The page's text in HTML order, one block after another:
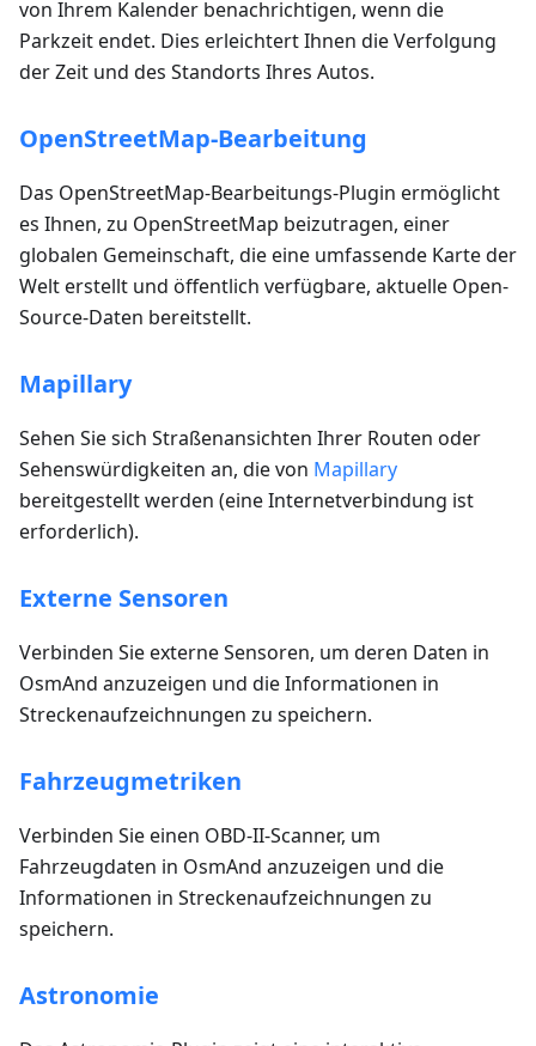
von Ihrem Kalender benachrichtigen, wenn die
Parkzeit endet. Dies erleichtert Ihnen die Verfolgung
der Zeit und des Standorts Ihres Autos.
OpenStreetMap-Bearbeitung
Das OpenStreetMap-Bearbeitungs-Plugin ermöglicht
es Ihnen, zu OpenStreetMap beizutragen, einer
globalen Gemeinschaft, die eine umfassende Karte der
Welt erstellt und öffentlich verfügbare, aktuelle Open-
Source-Daten bereitstellt.
Mapillary
Sehen Sie sich Straßenansichten Ihrer Routen oder
Sehenswürdigkeiten an, die von Mapillary
bereitgestellt werden (eine Internetverbindung ist
erforderlich).
Externe Sensoren
Verbinden Sie externe Sensoren, um deren Daten in
OsmAnd anzuzeigen und die Informationen in
Streckenaufzeichnungen zu speichern.
Fahrzeugmetriken
Verbinden Sie einen OBD-II-Scanner, um
Fahrzeugdaten in OsmAnd anzuzeigen und die
Informationen in Streckenaufzeichnungen zu
speichern.
Astronomie